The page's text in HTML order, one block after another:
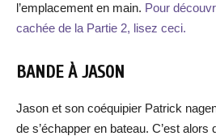
l’emplacement en main. Pour
cachée de la Partie 2, lisez ceci.
BANDE À JASON
Jason et son coéquipier Patrick
de s’échapper en bateau. C’est